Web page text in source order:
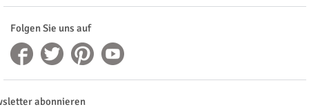
Folgen Sie uns auf
abonnieren